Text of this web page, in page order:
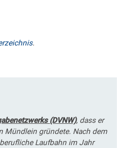
.
(DVNW), dass er
Mündlein gründete. Nach dem
Laufbahn im Jahr